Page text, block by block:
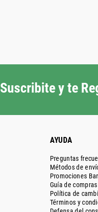
Suscribite y te
AYUDA
Preguntas
Métodos de
Promociones
Guía de compras
Política de
Términos y